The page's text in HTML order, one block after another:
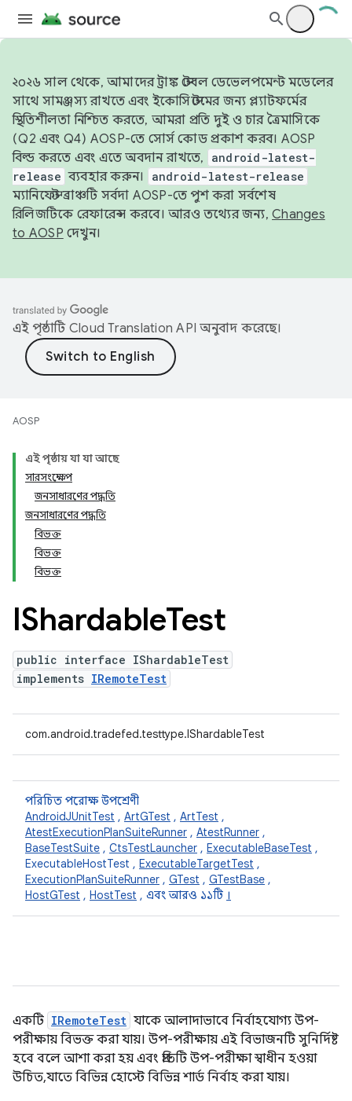
২০২৬ সাল থেকে, আমাদের ট্রাঙ্ক স্টেবল ডেভেলপমেন্ট মডেলের
সাথে সামঞ্জস্য রাখতে এবং ইকোসিস্টেমের জন্য প্ল্যাটফর্মের
স্থিতিশীলতা নিশ্চিত করতে, আমরা প্রতি দুই ও চার ত্রৈমাসিকে
(Q2 এবং Q4) AOSP-তে সোর্স কোড প্রকাশ করব। AOSP
বিল্ড করতে এবং এতে অবদান রাখতে,
android-latest-
release ব্যবহার করুন। android-latest-release
ম্যানিফেস্ট ব্রাঞ্চটি সর্বদা AOSP-তে পুশ করা সর্বশেষ
রিলিজটিকে রেফারেন্স করবে। আরও তথ্যের জন্য, Changes
to AOSP দেখুন।
এই পৃষ্ঠাটি Cloud Translation API অনুবাদ করেছে।
AOSP
এই পৃষ্ঠায় যা যা আছে
সারসংক্ষেপ
জনসাধারণের পদ্ধতি
জনসাধারণের পদ্ধতি
বিভক্ত
বিভক্ত
বিভক্ত
IShardableTest
public interface IShardableTest
implements IRemoteTest
com.android.tradefed.testtype.IShardableTest
পরিচিত পরোক্ষ উপশ্রেণী
AndroidJUnitTest , ArtGTest , ArtTest ,
AtestExecutionPlanSuiteRunner , AtestRunner ,
BaseTestSuite , CtsTestLauncher , ExecutableBaseTest ,
ExecutableHostTest , ExecutableTargetTest ,
ExecutionPlanSuiteRunner , GTest , GTestBase ,
HostGTest , HostTest , এবং আরও ১১টি ।
একটি IRemoteTest যাকে আলাদাভাবে নির্বাহযোগ্য উপ-
পরীক্ষায় বিভক্ত করা যায়। উপ-পরীক্ষায় এই বিভাজনটি সুনির্দিষ্ট
হবে বলে আশা করা হয় এবং প্রতিটি উপ-পরীক্ষা স্বাধীন হওয়া
উচিত, যাতে বিভিন্ন হোস্টে বিভিন্ন শার্ড নির্বাহ করা যায়।